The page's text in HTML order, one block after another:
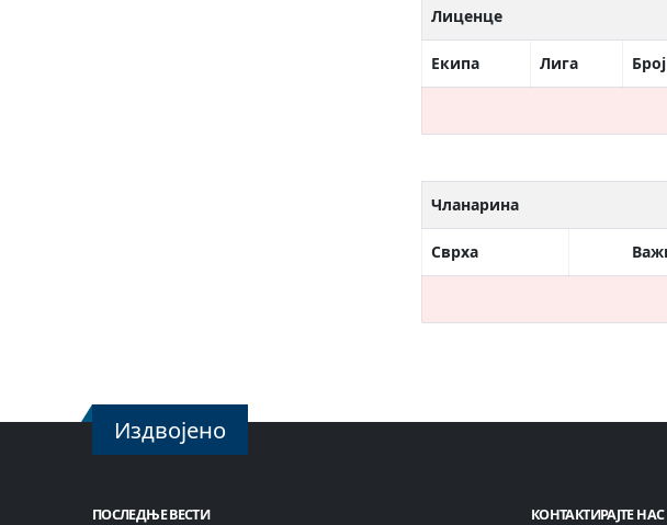
Лиценце
Екипа Лига
Чланарина
Сврха
Издвојено
ПОСЛЕДЊЕ ВЕСТИ КОНТАКТИРАЈТЕ НАС